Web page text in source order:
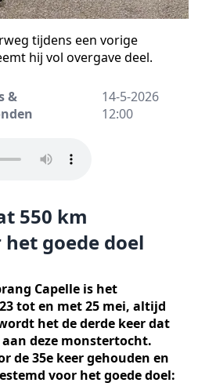
tijdens een vorige
hij vol overgave deel.
&
14-5-2026
12:00
550 km
goede doel
Capelle is het
tot en met 25 mei, altijd
het de derde keer dat
deze monstertocht.
de 35e keer gehouden en
voor het goede doel: